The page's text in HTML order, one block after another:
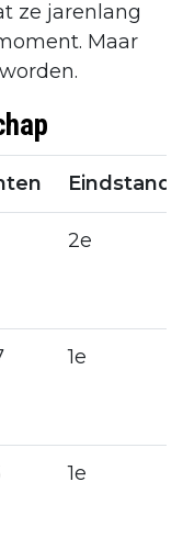
ze jarenlang
Maar
Eindstand
2e
1e
1e